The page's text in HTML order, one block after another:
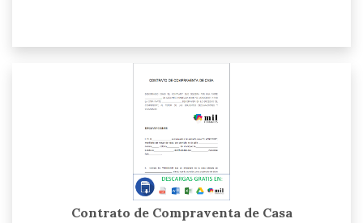
Contrato de Compraventa de Casa